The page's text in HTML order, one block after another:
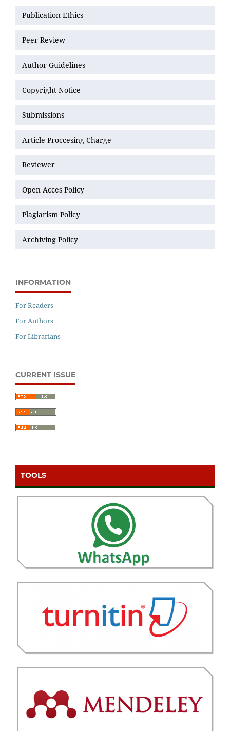
Publication Ethics
Peer Review
Author Guidelines
Copyright Notice
Submissions
Article Proccesing Charge
Reviewer
Open Acces Policy
Plagiarism Policy
Archiving Policy
INFORMATION
For Readers
For Authors
For Librarians
CURRENT ISSUE
TOOLS